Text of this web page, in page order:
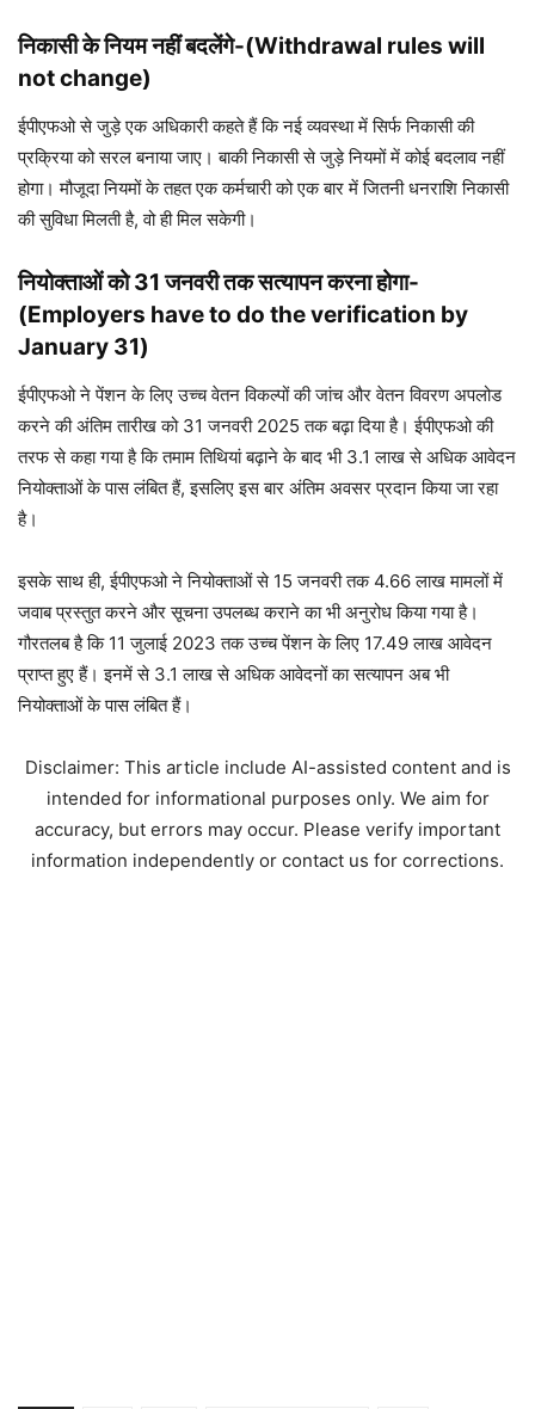
निकासी के नियम नहीं बदलेंगे-(Withdrawal rules will
not change)
ईपीएफओ से जुड़े एक अधिकारी कहते हैं कि नई व्यवस्था में सिर्फ निकासी की
प्रक्रिया को सरल बनाया जाए। बाकी निकासी से जुड़े नियमों में कोई बदलाव नहीं
होगा। मौजूदा नियमों के तहत एक कर्मचारी को एक बार में जितनी धनराशि निकासी
की सुविधा मिलती है, वो ही मिल सकेगी।
नियोक्ताओं को 31 जनवरी तक सत्यापन करना होगा-
(Employers have to do the verification by
January 31)
ईपीएफओ ने पेंशन के लिए उच्च वेतन विकल्पों की जांच और वेतन विवरण अपलोड
करने की अंतिम तारीख को 31 जनवरी 2025 तक बढ़ा दिया है। ईपीएफओ की
तरफ से कहा गया है कि तमाम तिथियां बढ़ाने के बाद भी 3.1 लाख से अधिक आवेदन
नियोक्ताओं के पास लंबित हैं, इसलिए इस बार अंतिम अवसर प्रदान किया जा रहा
है।
इसके साथ ही, ईपीएफओ ने नियोक्ताओं से 15 जनवरी तक 4.66 लाख मामलों में
जवाब प्रस्तुत करने और सूचना उपलब्ध कराने का भी अनुरोध किया गया है।
गौरतलब है कि 11 जुलाई 2023 तक उच्च पेंशन के लिए 17.49 लाख आवेदन
प्राप्त हुए हैं। इनमें से 3.1 लाख से अधिक आवेदनों का सत्यापन अब भी
नियोक्ताओं के पास लंबित हैं।
Disclaimer: This article include AI-assisted content and is
intended for informational purposes only. We aim for
accuracy, but errors may occur. Please verify important
information independently or contact us for corrections.